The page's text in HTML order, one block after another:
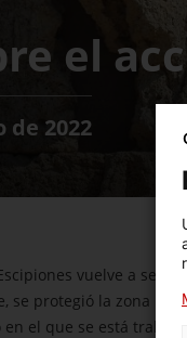
el
de 2022
vuelve a ser
se protegió la zona
en el que se está